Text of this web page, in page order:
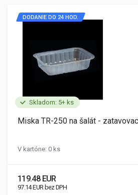
Skladom: 5+ ks
DODANIE DO 24 HOD.
Miska TR-250 na šalát -
V kartóne: 0 ks
119.48 EUR
97.14 EUR bez DPH